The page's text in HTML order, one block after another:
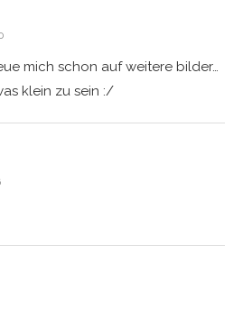
mich schon auf weitere bilder…
klein zu sein :/